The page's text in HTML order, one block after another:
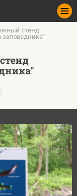
стенд
заповедника"